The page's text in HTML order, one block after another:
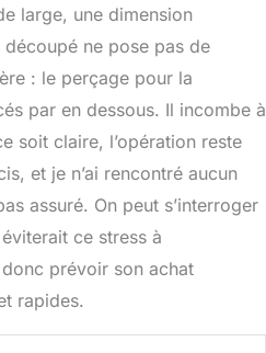
large, une dimension
ne pose pas de
: le perçage pour la
par en dessous. Il incombe à
soit claire, l’opération reste
et je n’ai rencontré aucun
assuré. On peut s’interroger
ce stress à
prévoir son achat
rapides.